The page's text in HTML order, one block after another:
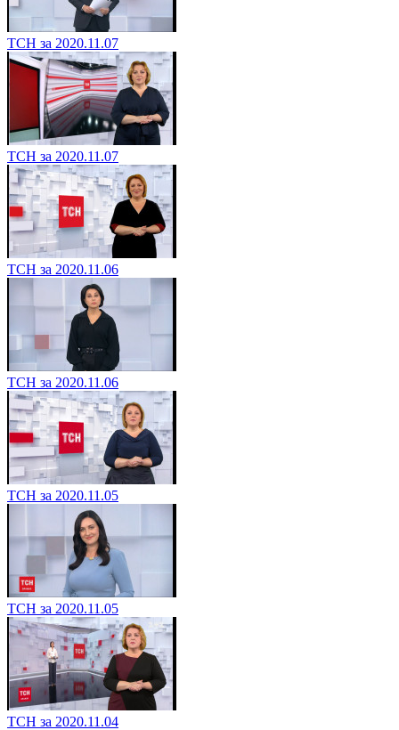
ТСН за 2020.11.07
ТСН за 2020.11.07
ТСН за 2020.11.06
ТСН за 2020.11.06
ТСН за 2020.11.05
ТСН за 2020.11.05
ТСН за 2020.11.04